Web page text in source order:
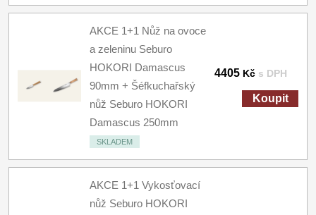
AKCE 1+1 Nůž na ovoce
a zeleninu Seburo
HOKORI Damascus
90mm + Šéfkuchařský
nůž Seburo HOKORI
Damascus 250mm
SKLADEM
4405 Kč s DPH
Koupit
AKCE 1+1 Vykosťovací
nůž Seburo HOKORI